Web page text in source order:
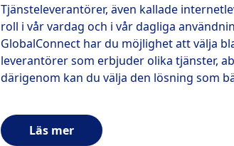
Tjänsteleverantörer, även kallade
roll i vår vardag och i vår dagliga
GlobalConnect har du möjlighet att välja
leverantörer som erbjuder olika tjänster,
därigenom kan du välja den lösning som
Läs mer